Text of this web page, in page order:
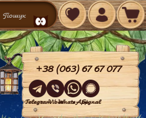
TelegramViberWhatsAppSignal
+38 (063) 67 67 077